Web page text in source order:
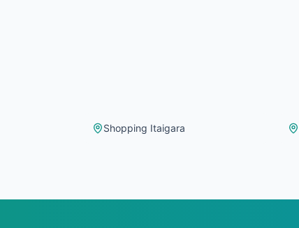
Shopping Itaigara